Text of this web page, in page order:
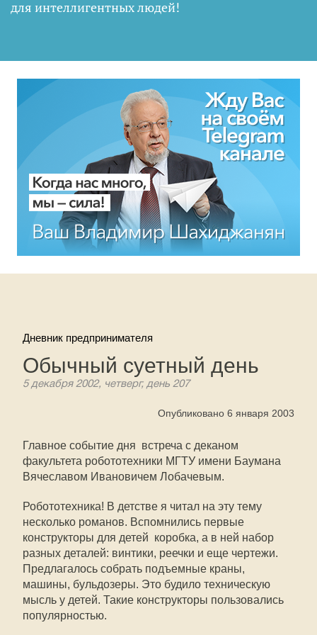
для интеллигентных людей!
Дневник предпринимателя
Обычный суетный день
5 декабря 2002, четверг, день 207
Опубликовано 6 января 2003
Главное событие дня  встреча с деканом
факультета робототехники МГТУ имени Баумана
Вячеславом Ивановичем Лобачевым.
Робототехника! В детстве я читал на эту тему
несколько романов. Вспомнились первые
конструкторы для детей  коробка, а в ней набор
разных деталей: винтики, реечки и еще чертежи.
Предлагалось собрать подъемные краны,
машины, бульдозеры. Это будило техническую
мысль у детей. Такие конструкторы пользовались
популярностью.